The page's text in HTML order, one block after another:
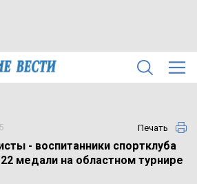
Печать
- воспитанники спортклуба
медали на областном турнире